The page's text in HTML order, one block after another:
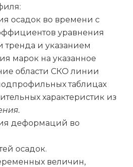
осадок во времени с
уравнения
и указанием
марок на указанное
области СКО линии
таблицах
характеристик из
деформаций во
осадок.
величин,